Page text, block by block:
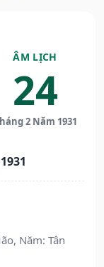
ÂM LỊCH
24
2 Năm 1931
Năm: Tân